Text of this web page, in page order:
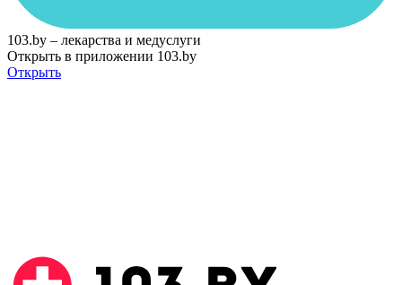
103.by – лекарства и медуслуги
Открыть в приложении 103.by
Открыть